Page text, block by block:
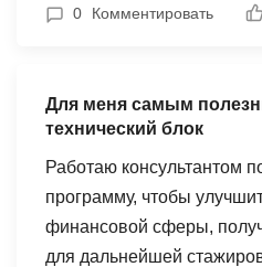
уровень знаний и
Python, Tableau, а также
интересным в курсе мне
командах при решении
очень интересный опыт
людьми, генерация идей
обсуждение их.
хочет узнать, что такое
0 Комментировать
Для меня самым
технический блок
Работаю консультантом
программу, чтобы
финансовой сферы,
для дальнейшей